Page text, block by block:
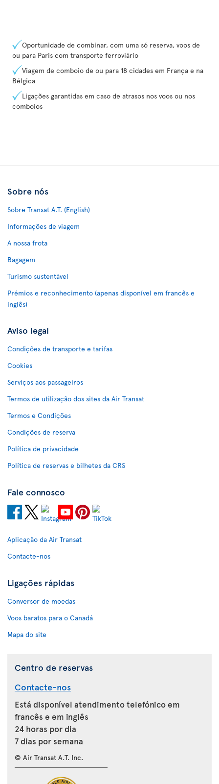
Oportunidade de combinar, com uma só reserva, voos de
ou para Paris com transporte ferroviário
Viagem de comboio de ou para 18 cidades em França e na
Bélgica
Ligações garantidas em caso de atrasos nos voos ou nos
comboios
Sobre nós
Sobre Transat A.T. (English)
Informações de viagem
A nossa frota
Bagagem
Turismo sustentável
Prémios e reconhecimento (apenas disponível em francês e
inglês)
Aviso legal
Condições de transporte e tarifas
Cookies
Serviços aos passageiros
Termos de utilização dos sites da Air Transat
Termos e Condições
Condições de reserva
Política de privacidade
Política de reservas e bilhetes da CRS
Fale connosco
Aplicação da Air Transat
Contacte-nos
Ligações rápidas
Conversor de moedas
Voos baratos para o Canadá
Mapa do site
Centro de reservas
Contacte-nos
Está disponível atendimento telefónico em
francês e em inglês
24 horas por dia
7 dias por semana
© Air Transat A.T. Inc.